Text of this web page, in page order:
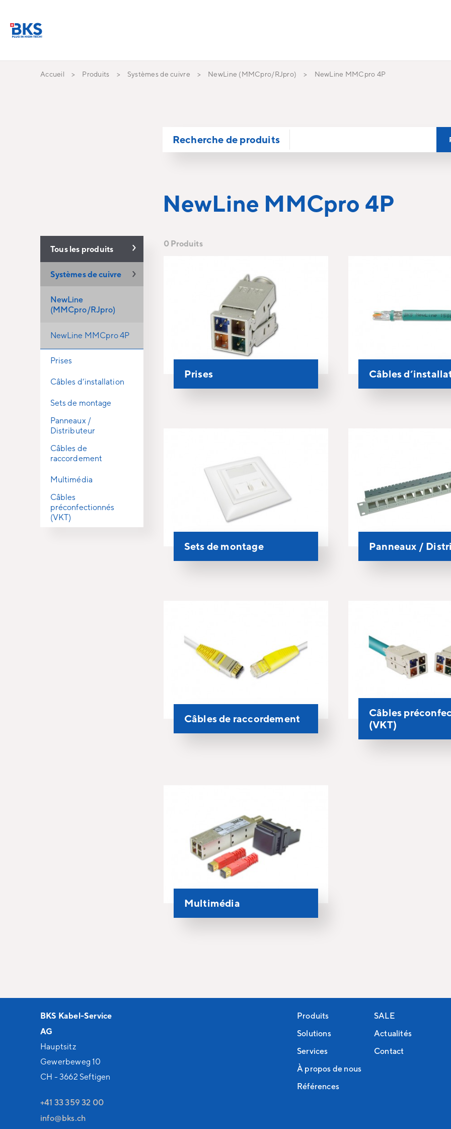
Accueil Produits Systèmes de cuivre NewLine (MMCpro/RJpro) NewLine MMCpro 4P
Recherche de produits
NewLine MMCpro 4P
Tous les produits
Systèmes de cuivre
NewLine
(MMCpro/RJpro)
NewLine MMCpro 4P
Prises
Câbles d‘installation
Sets de montage
Panneaux /
Distributeur
Câbles de
raccordement
Multimédia
Câbles
préconfectionnés
(VKT)
0 Produits
Prises Câbles
Sets de montage Panneaux /
Câbles de raccordement
Câbles
(VKT)
Multimédia
BKS Kabel-Service
AG
Hauptsitz
Gewerbeweg 10
CH - 3662 Seftigen
+41 33 359 32 00
nf
bks ch
Produits
Solutions
Services
À propos de nous
Références
SALE
Actualités
Contact